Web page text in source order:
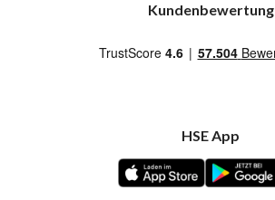
Kundenbewertung
HSE App